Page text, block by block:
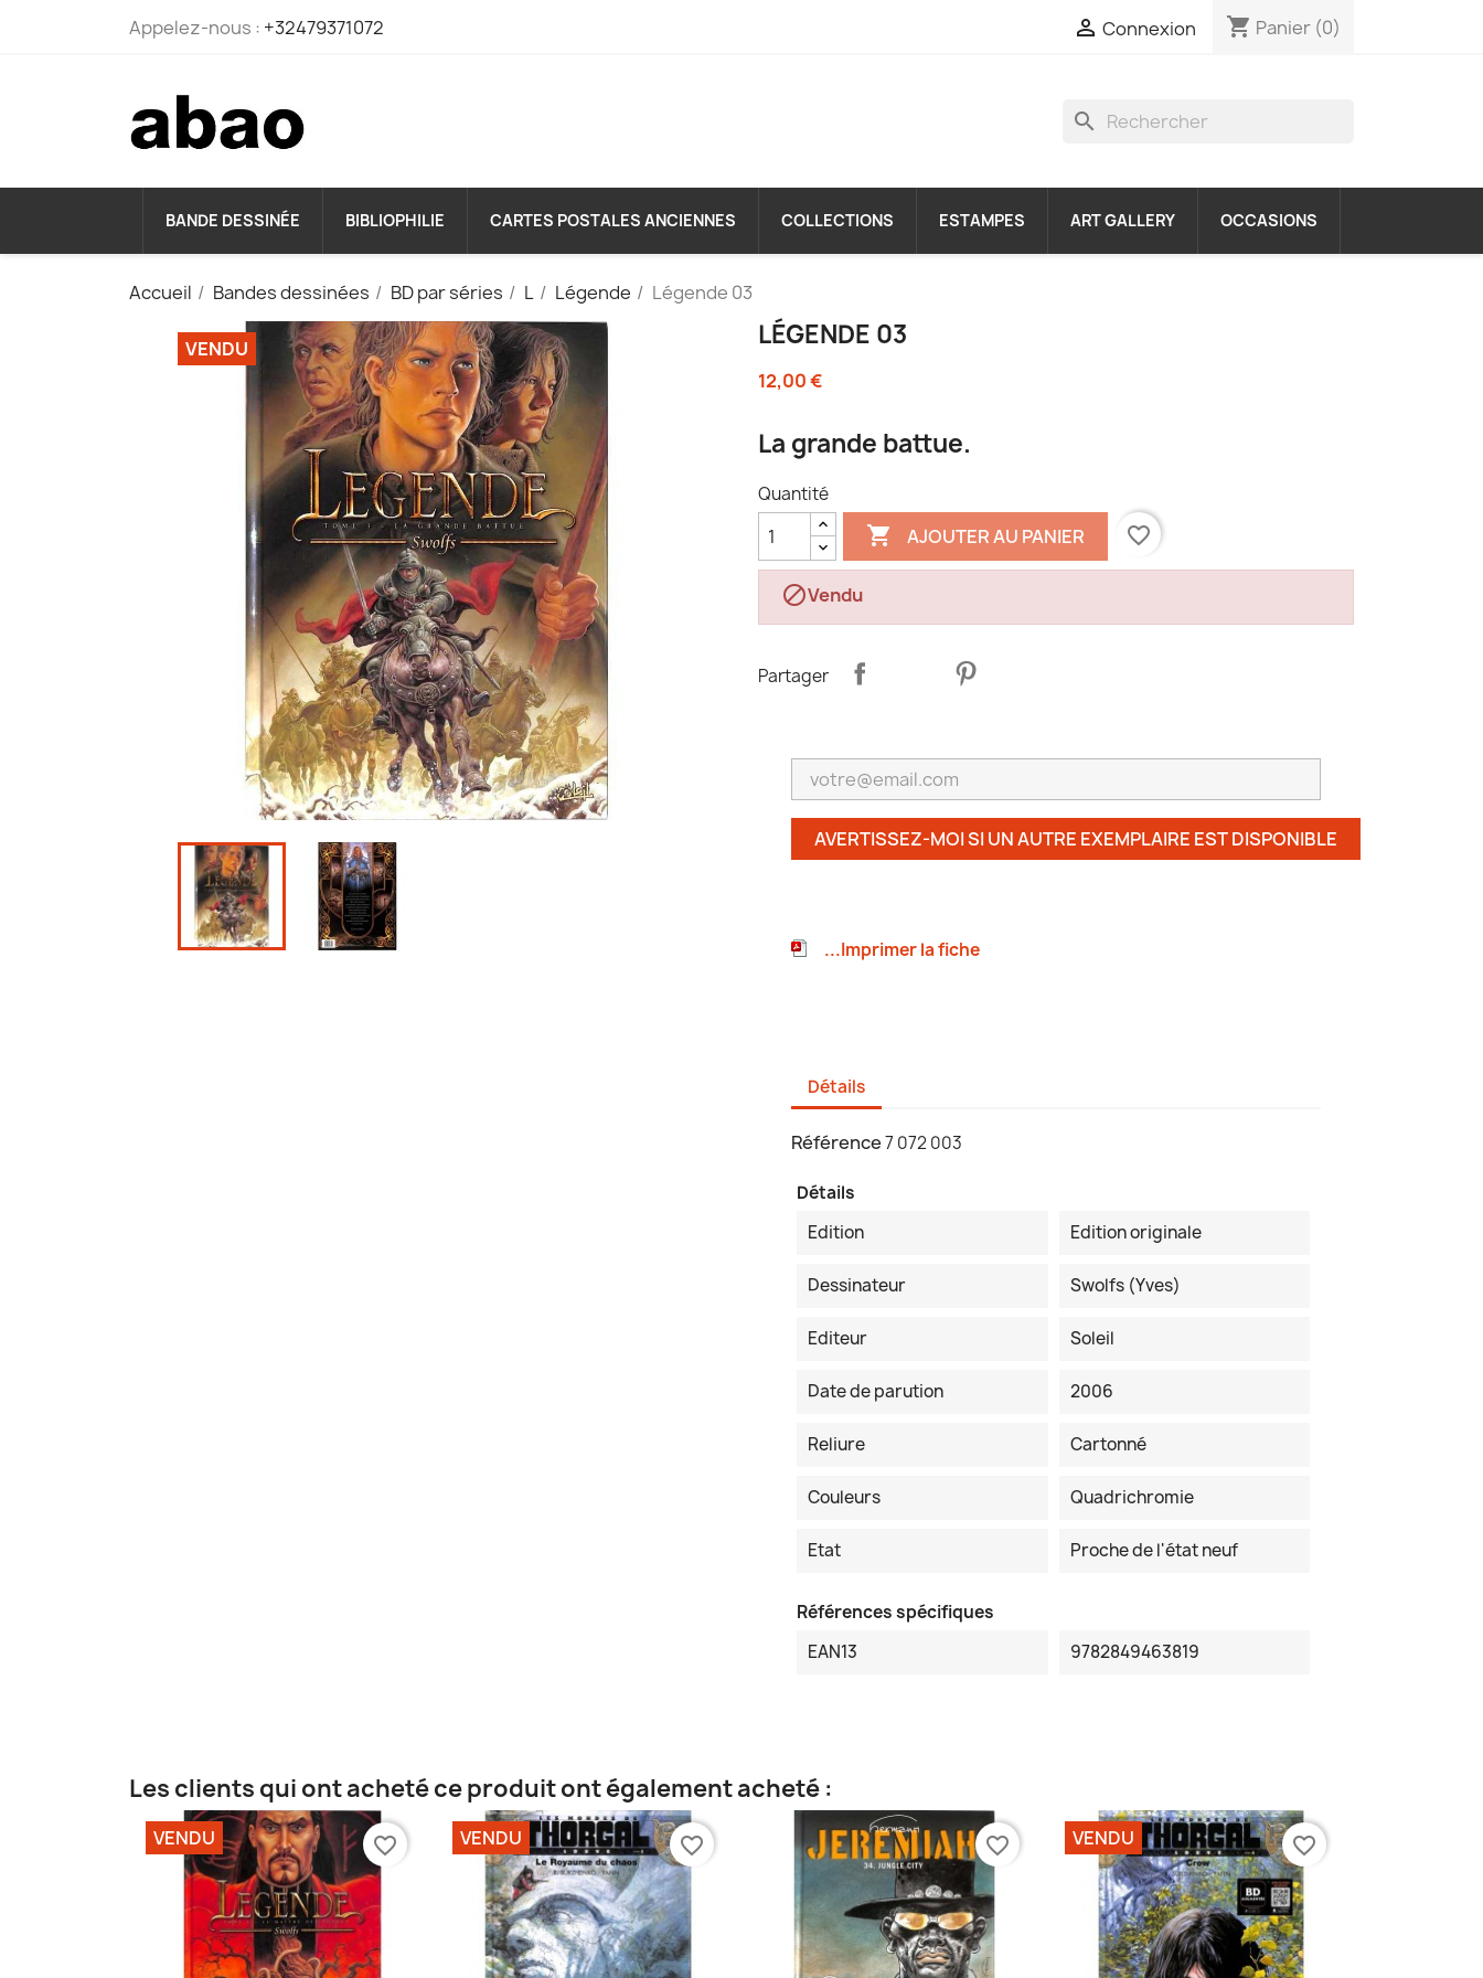
Appelez-nous : +32479371072  Connexion shopping_cart Panier (0)
search
BANDE DESSINÉE BIBLIOPHILIE CARTES POSTALES ANCIENNES COLLECTIONS ESTAMPES ART GALLERY OCCASIONS
Accueil Bandes dessinées BD par séries L Légende Légende 03
VENDU LÉGENDE 03
12,00 €
La grande battue.
Quantité
 AJOUTER AU PANIER favorite_border
Vendu
Partager
AVERTISSEZ-MOI SI UN AUTRE EXEMPLAIRE EST DISPONIBLE
...Imprimer la fiche
Détails
Référence7 072 003
Détails
Edition
Edition originale
Dessinateur Swolfs (Yves)
Editeur Soleil
Date de parution 2006
Reliure Cartonné
Couleurs Quadrichromie
Etat Proche de l'état neuf
Références spécifiques
EAN13
9782849463819
Les clients qui ont acheté ce produit ont également acheté :
VENDU favorite_border VENDU favorite_border favorite_border VENDU favorite_border